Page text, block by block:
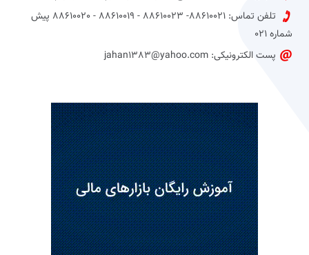
تلفن تماس: 88610021- 88610023 - 88610019 - 88610020 پیش
شماره 021
پست الکترونیکی: jahan1383@yahoo.com